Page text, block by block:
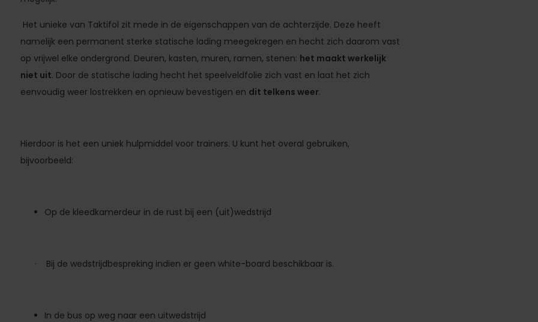
Het unieke van Taktifol zit mede in de eigenschappen van de achterzijde. Deze heeft
namelijk een permanent sterke statische lading meegekregen en hecht zich daarom vast
op vrijwel elke ondergrond. Deuren, kasten, muren, ramen, stenen: het maakt werkelijk
niet uit. Door de statische lading hecht het speelveldfolie zich vast en laat het zich
eenvoudig weer lostrekken en opnieuw bevestigen en dit telkens weer.
Hierdoor is het een uniek hulpmiddel voor trainers. U kunt het overal gebruiken,
bijvoorbeeld:
Op de kleedkamerdeur in de rust bij een (uit)wedstrijd
· Bij de wedstrijdbespreking indien er geen white-board beschikbaar is.
In de bus op weg naar een uitwedstrijd